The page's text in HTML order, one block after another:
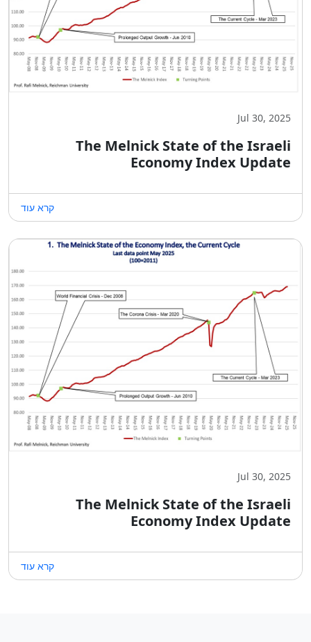
Jul 30, 2025
The Melnick State of the Israeli
Economy Index Update
קרא עוד
Jul 30, 2025
The Melnick State of the Israeli
Economy Index Update
קרא עוד